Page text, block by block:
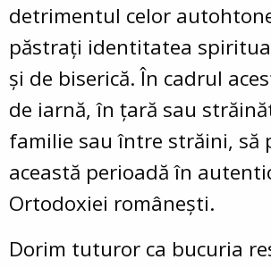
detrimentul celor
păstrați identitatea
și de biserică. În cadrul
de iarnă, în ţară sau
familie sau între străini, să
această perioadă în
Ortodoxiei româneşti.
Dorim tuturor ca bucuria